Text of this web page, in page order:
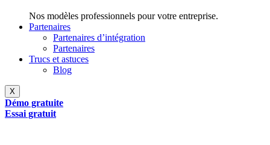
Nos modèles professionnels pour votre entreprise.
Partenaires
Partenaires d’intégration
Partenaires
Trucs et astuces
Blog
X
Démo gratuite
Essai gratuit